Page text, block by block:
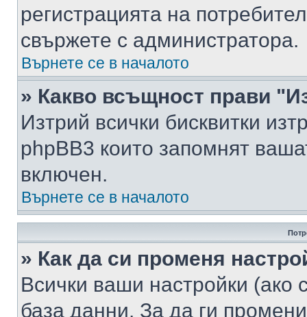
регистрацията на
свържете с администратора.
Върнете се в началото
» Какво всъщност прави
Изтрий всички бисквитки
phpBB3 които запомнят
включен.
Върнете се в началото
» Как да си променя
Всички ваши настройки (ако
база данни. За да ги